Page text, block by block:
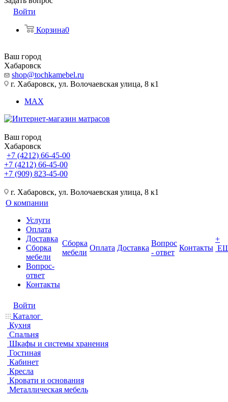
Войти
Корзина0
Ваш город
Хабаровск
shop@tochkamebel.ru
г. Хабаровск, ул. Волочаевская улица, 8 к1
MAX
Ваш город
Хабаровск
+7 (4212) 66-45-00
+7 (4212) 66-45-00
+7 (909) 823-45-00
г. Хабаровск, ул. Волочаевская улица, 8 к1
О компании
Услуги
Оплата
Доставка
Сборка
мебели
Вопрос-
ответ
Контакты
Сборка
мебели
Оплата Доставка
Вопрос
- ответ
Контакты
+
Войти
Каталог
Кухня
Спальня
Шкафы и системы хранения
Гостиная
Кабинет
Кресла
Кровати и основания
Металлическая мебель